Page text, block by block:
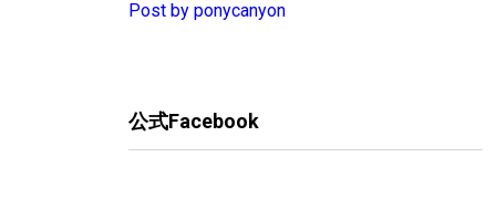
Post by ponycanyon
公式Facebook